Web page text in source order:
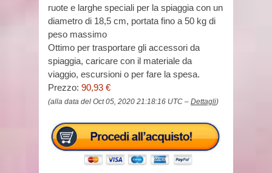
ruote e larghe speciali per la spiaggia con un
diametro di 18,5 cm, portata fino a 50 kg di
peso massimo
Ottimo per trasportare gli accessori da
spiaggia, caricare con il materiale da
viaggio, escursioni o per fare la spesa.
Prezzo: 90,93 €
(alla data del Oct 05, 2020 21:18:16 UTC – Dettagli)